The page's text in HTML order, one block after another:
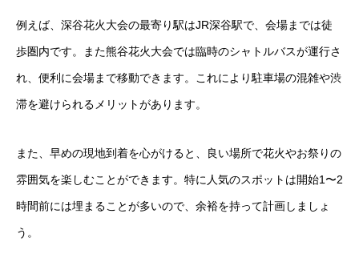
例えば、深谷花火大会の最寄り駅はJR深谷駅で、会場までは徒
歩圏内です。また熊谷花火大会では臨時のシャトルバスが運行さ
れ、便利に会場まで移動できます。これにより駐車場の混雑や渋
滞を避けられるメリットがあります。
また、早めの現地到着を心がけると、良い場所で花火やお祭りの
雰囲気を楽しむことができます。特に人気のスポットは開始1〜2
時間前には埋まることが多いので、余裕を持って計画しましょ
う。